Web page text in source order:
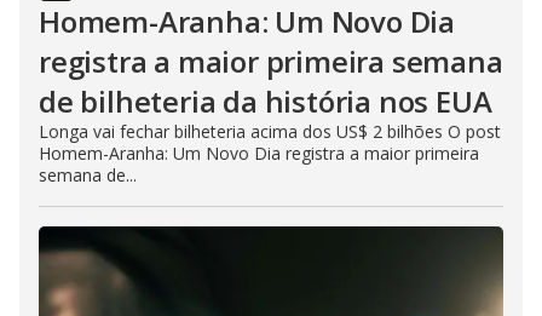
Homem-Aranha: Um Novo Dia
registra a maior primeira semana
de bilheteria da história nos EUA
Longa vai fechar bilheteria acima dos US$ 2 bilhões O post
Homem-Aranha: Um Novo Dia registra a maior primeira
semana de...